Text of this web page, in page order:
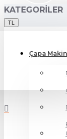
KATEGORILER
TL
Çapa